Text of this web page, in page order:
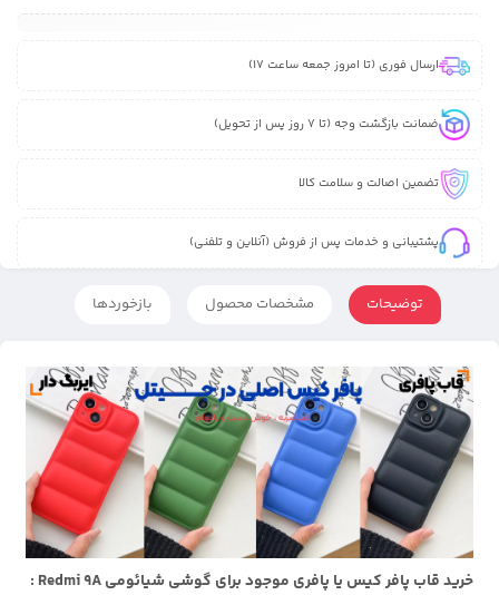
ارسال فوری (تا امروز جمعه ساعت 17)
ضمانت بازگشت وجه (تا 7 روز پس از تحویل)
تضمین اصالت و سلامت کالا
پشتیبانی و خدمات پس از فروش (آنلاین و تلفنی)
توضیحات مشخصات محصول بازخوردها
خرید قاب پافر کیس یا پافری موجود برای گوشی شیائومی Redmi 9A :